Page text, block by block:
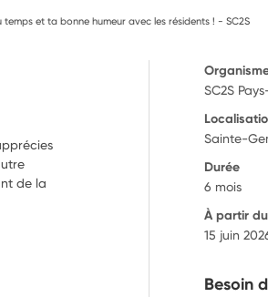
temps et ta bonne humeur avec les résidents ! - SC2S
de la
SC2S
Sainte-
Durée
6 mois
À partir du
15 juin
Besoin